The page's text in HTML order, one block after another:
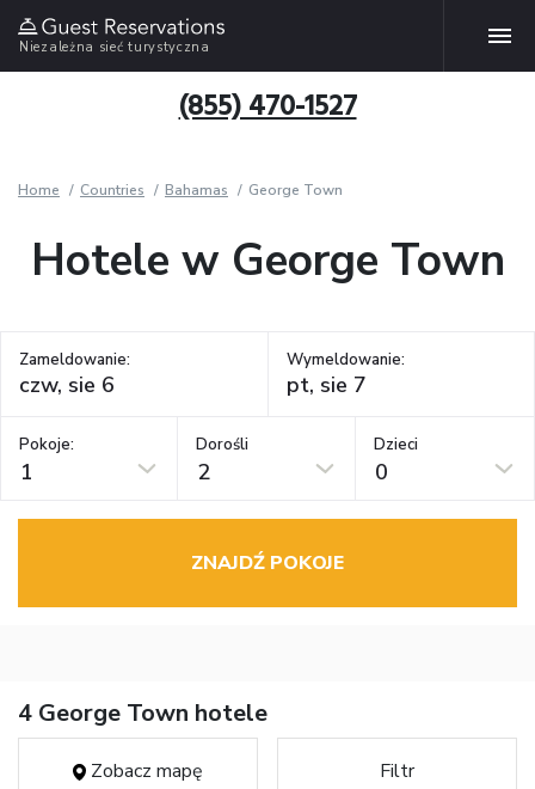
Niezależna sieć turystyczna
(855) 470-1527
Home Countries Bahamas George Town
Hotele w George Town
Zameldowanie: Wymeldowanie:
Pokoje:
1
Dorośli
2
Dzieci
0
ZNAJDŹ POKOJE
4 George Town hotele
Zobacz mapę Filtr